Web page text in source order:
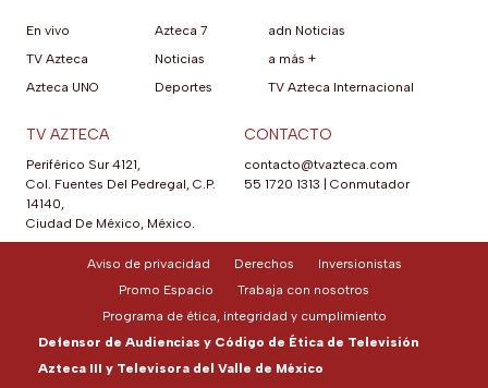
En vivo
TV Azteca
Azteca UNO
Azteca 7
Noticias
Deportes
adn Noticias
a más +
TV Azteca Internacional
TV AZTECA
Periférico Sur 4121,
Col. Fuentes Del Pedregal, C.P.
14140,
Ciudad De México, México.
CONTACTO
contacto@tvazteca.com
55 1720 1313 | Conmutador
Aviso de privacidad Derechos
Inversionistas
Promo Espacio
Trabaja con nosotros
Programa de ética, integridad y cumplimiento
Defensor de Audiencias y Código de Ética de Televisión
Azteca III y Televisora del Valle de México